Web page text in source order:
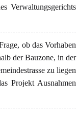
Verwaltungsgerichts
ob das Vorhaben
der Bauzone, in der
zu liegen
Projekt Ausnahmen